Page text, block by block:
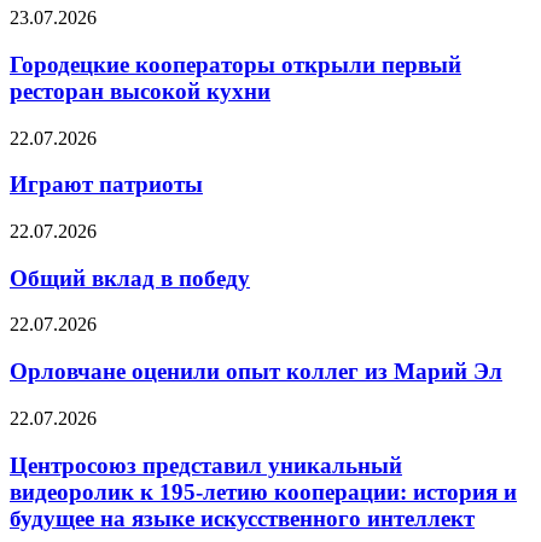
23.07.2026
Городецкие кооператоры открыли первый
ресторан высокой кухни
22.07.2026
Играют патриоты
22.07.2026
Общий вклад в победу
22.07.2026
Орловчане оценили опыт коллег из Марий Эл
22.07.2026
Центросоюз представил уникальный
видеоролик к 195-летию кооперации: история и
будущее на языке искусственного интеллект